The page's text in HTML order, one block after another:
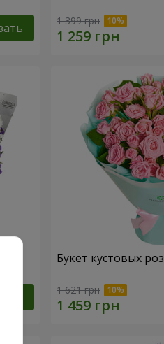
1 399 грн
Букет кустовых роз
1 621 грн